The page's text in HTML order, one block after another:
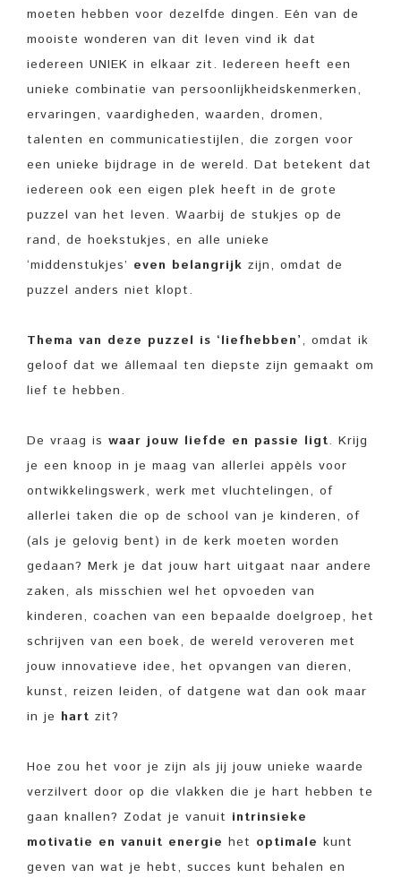
moeten hebben voor dezelfde dingen. Eén van de
mooiste wonderen van dit leven vind ik dat
iedereen UNIEK in elkaar zit. Iedereen heeft een
unieke combinatie van persoonlijkheidskenmerken,
ervaringen, vaardigheden, waarden, dromen,
talenten en communicatiestijlen, die zorgen voor
een unieke bijdrage in de wereld. Dat betekent dat
iedereen ook een eigen plek heeft in de grote
puzzel van het leven. Waarbij de stukjes op de
rand, de hoekstukjes, en alle unieke
‘middenstukjes’ even belangrijk zijn, omdat de
puzzel anders niet klopt.
Thema van deze puzzel is ‘liefhebben’, omdat ik
geloof dat we állemaal ten diepste zijn gemaakt om
lief te hebben.
De vraag is waar jouw liefde en passie ligt. Krijg
je een knoop in je maag van allerlei appèls voor
ontwikkelingswerk, werk met vluchtelingen, of
allerlei taken die op de school van je kinderen, of
(als je gelovig bent) in de kerk moeten worden
gedaan? Merk je dat jouw hart uitgaat naar andere
zaken, als misschien wel het opvoeden van
kinderen, coachen van een bepaalde doelgroep, het
schrijven van een boek, de wereld veroveren met
jouw innovatieve idee, het opvangen van dieren,
kunst, reizen leiden, of datgene wat dan ook maar
in je hart zit?
Hoe zou het voor je zijn als jij jouw unieke waarde
verzilvert door op die vlakken die je hart hebben te
gaan knallen? Zodat je vanuit intrinsieke
motivatie en vanuit energie het optimale kunt
geven van wat je hebt, succes kunt behalen en